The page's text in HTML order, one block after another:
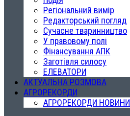
Регіональний вимір
Редакторський погляд
Сучасне тваринництво
У правовому полі
Фінансування АПК
Заготівля силосу
ЕЛЕВАТОРИ
АКТУАЛЬНА РОЗМОВА
АГРОРЕКОРДИ
АГРОРЕКОРДИ НОВИНИ